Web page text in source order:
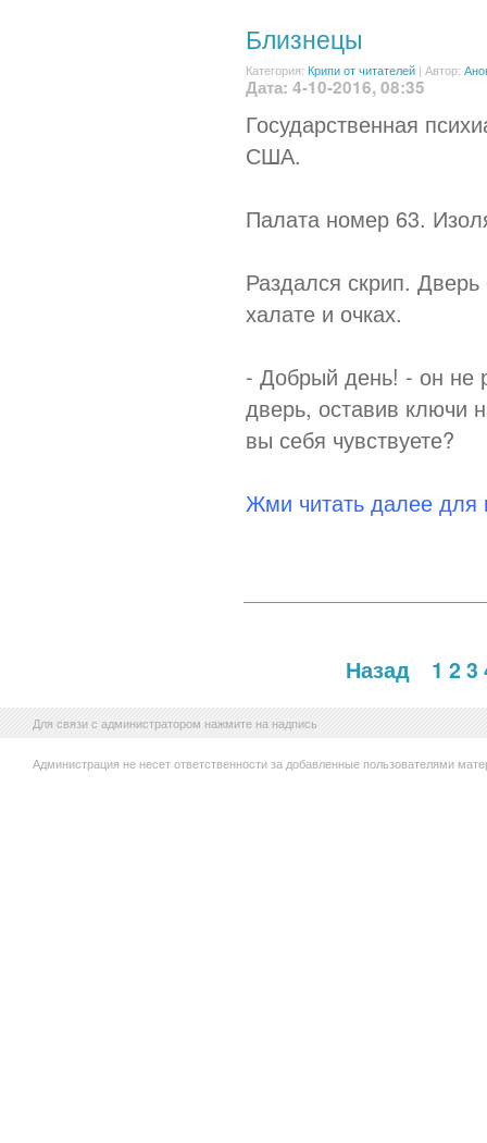
Близнецы
Категория: Крипи от читателей | Автор:
Дата: 4-10-2016, 08:35
Государственная
США.
Палата номер 63.
Раздался скрип.
халате и очках.
- Добрый день! - он не
дверь, оставив ключи
вы себя чувствуете?
Жми читать далее для
Назад 1 2 3
Для связи с администратором нажмите на надпись
Администрация не несет ответственности за добавленные пользователями